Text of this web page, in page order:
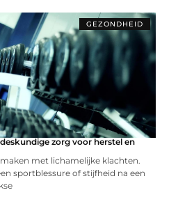
GEZONDHEID
zorg voor herstel en
met lichamelijke klachten.
sportblessure of stijfheid na een